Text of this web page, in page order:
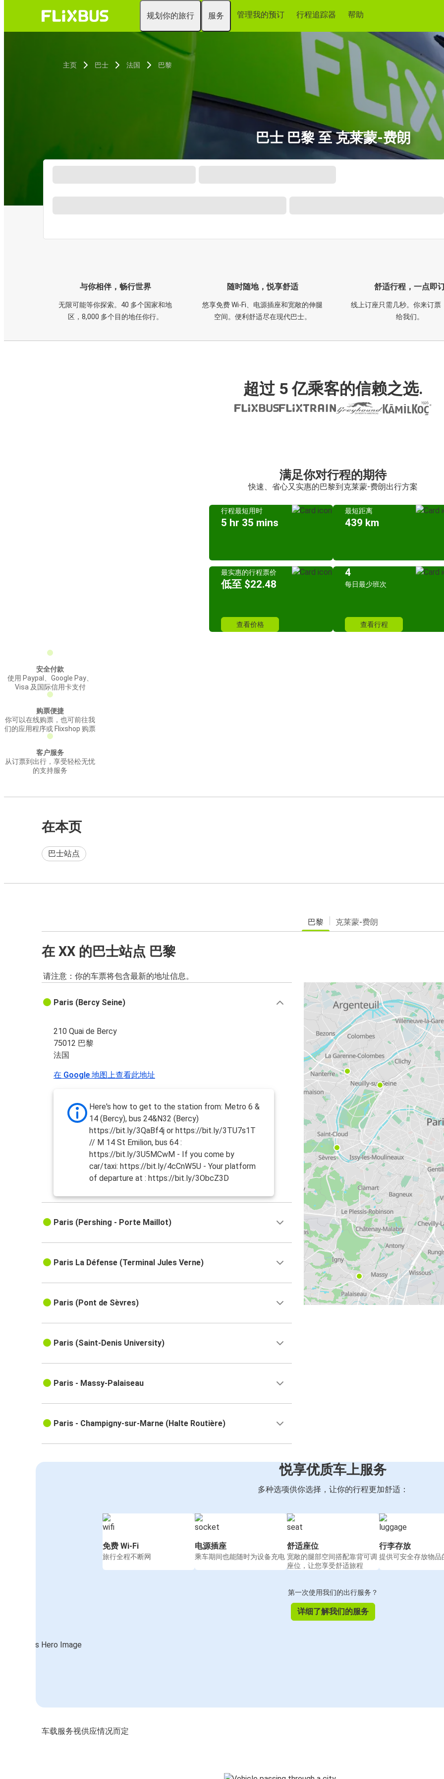
规划你的旅行 服务 管理我的预订 行程追踪器 帮助
主页 巴士 法国 巴黎
巴士 巴黎 至 克莱蒙-费朗
与你相伴，畅行世界
无限可能等你探索。40 多个国家和地
区，8,000 多个目的地任你行。
随时随地，悦享舒适
悠享免费 Wi-Fi、电源插座和宽敞的伸腿
空间。便利舒适尽在现代巴士。
舒适行程，一点即
线上订座只需几秒。你来订票
给我们。
超过 5 亿乘客的信赖之选.
满足你对行程的期待
快速、省心又实惠的巴黎到克莱蒙-费朗出行方案
行程最短用时
5 hr 35 mins
最短距离
439 km
最实惠的行程票价
低至 $22.48
查看价格
4
每日最少班次
查看行程
安全付款
使用 Paypal、Google Pay、
Visa 及国际信用卡支付
购票便捷
你可以在线购票，也可前往我
们的应用程序或 Flixshop 购票
客户服务
从订票到出行，享受轻松无忧
的支持服务
在本页
巴士站点
巴黎 克莱蒙-费朗
在 XX 的巴士站点 巴黎
请注意：你的车票将包含最新的地址信息。
Paris (Bercy Seine)
210 Quai de Bercy
75012 巴黎
法国
在 Google 地图上查看此地址
Here's how to get to the station from: Metro 6 &
14 (Bercy), bus 24&N32 (Bercy)
https://bit.ly/3QaBf4j or https://bit.ly/3TU7s1T
// M 14 St Emilion, bus 64 :
https://bit.ly/3U5MCwM - If you come by
car/taxi: https://bit.ly/4cCnW5U - Your platform
of departure at : https://bit.ly/3ObcZ3D
Paris (Pershing - Porte Maillot)
Paris La Défense (Terminal Jules Verne)
Paris (Pont de Sèvres)
Paris (Saint-Denis University)
Paris - Massy-Palaiseau
Paris - Champigny-sur-Marne (Halte Routière)
悦享优质车上服务
多种选项供你选择，让你的行程更加舒适：
免费 Wi-Fi
旅行全程不断网
电源插座
乘车期间也能随时为设备充电
舒适座位
宽敞的腿部空间搭配靠背可调
座位，让您享受舒适旅程
行李存放
提供可安全存放物品
第一次使用我们的出行服务？
详细了解我们的服务
车载服务视供应情况而定